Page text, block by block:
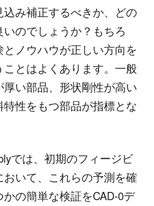
込み補正するべきか、どの
のでしょうか？もちろ
ノウハウが正しい方向を
とはよくあります。一般
い部品、形状剛性が高い
性をもつ部品が指標とな
では、初期のフィージビ
おいて、これらの予測を確
の簡単な検証をCAD-0デ